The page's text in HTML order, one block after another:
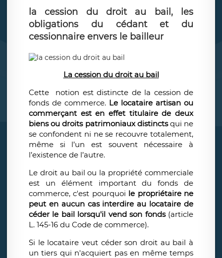
la cession du droit au bail, les
obligations du cédant et du
cessionnaire envers le bailleur
La cession du droit au bail
Cette notion est distincte de la cession de
fonds de commerce. Le locataire artisan ou
commerçant est en effet titulaire de deux
biens ou droits patrimoniaux distinctsqui ne
se confondent ni ne se recouvre totalement,
même si l’un est souvent nécessaire à
l’existence de l’autre.
Le droit au bail ou la propriété commerciale
est un élément important du fonds de
commerce, c'est pourquoi le propriétaire ne
peut en aucun cas interdire au locataire de
céder le bail lorsqu'il vend son fonds(article
L. 145-16 du Code de commerce).
Si le locataire veut céder son droit au bail à
un tiers qui n'acquiert pas en même temps